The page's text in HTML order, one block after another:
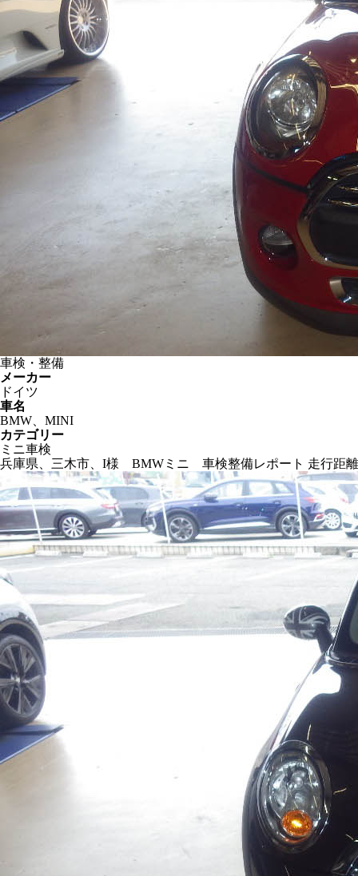
車検・整備
メーカー
ドイツ
車名
BMW、MINI
カテゴリー
ミニ車検
兵庫県、三木市、I様 BMWミニ 車検整備レポート 走行距離